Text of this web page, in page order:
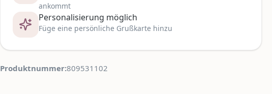
ankommt
Personalisierung möglich
Füge eine persönliche Grußkarte hinzu
Produktnummer:809531102